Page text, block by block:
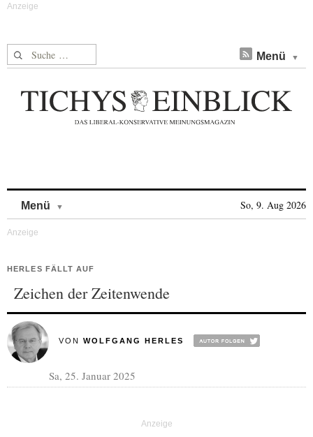
Suche nach: Menü
Menü So, 9. Aug 2026
HERLES FÄLLT AUF
Zeichen der Zeitenwende
VON WOLFGANG HERLES
Sa, 25. Januar 2025